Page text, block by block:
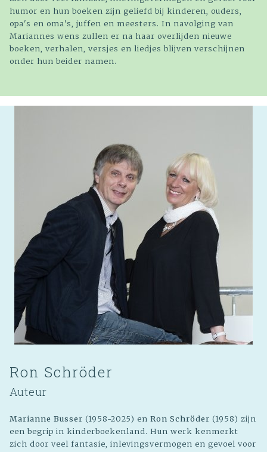
humor en hun boeken zijn geliefd bij kinderen, ouders,
opa's en oma's, juffen en meesters. In navolging van
Mariannes wens zullen er na haar overlijden nieuwe
boeken, verhalen, versjes en liedjes blijven verschijnen
onder hun beider namen.
Ron Schröder
Auteur
Marianne Busser (1958-2025) en Ron Schröder (1958) zijn
een begrip in kinderboekenland. Hun werk kenmerkt
zich door veel fantasie, inlevingsvermogen en gevoel voor